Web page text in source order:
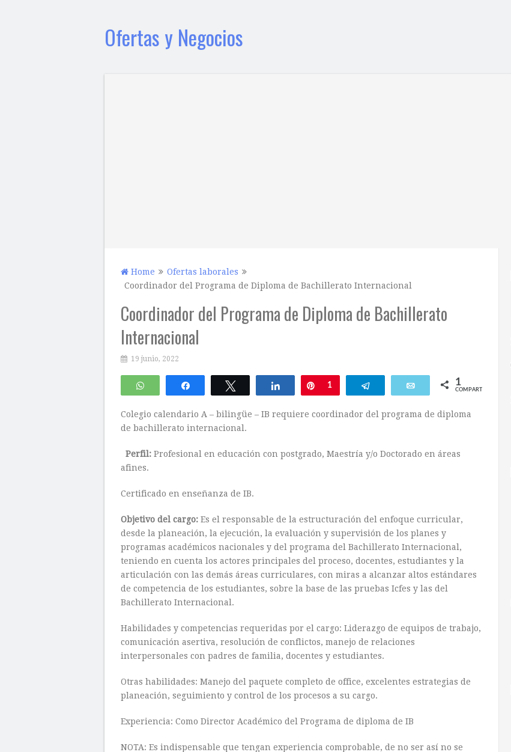
Ofertas y Negocios
Home
Ofertas laborales
Coordinador del Programa de Diploma de Bachillerato Internacional
Coordinador del Programa de Diploma de Bachillerato
Internacional
19 junio, 2022
WhatsApp Compartir Twittear Compartir Pin
1 Telegram Email 1
COMPARTIR
Colegio calendario A – bilingüe – IB requiere coordinador del programa de diploma
de bachillerato internacional.
Perfil: Profesional en educación con postgrado, Maestría y/o Doctorado en áreas
afines.
Certificado en enseñanza de IB.
Objetivo del cargo: Es el responsable de la estructuración del enfoque curricular,
desde la planeación, la ejecución, la evaluación y supervisión de los planes y
programas académicos nacionales y del programa del Bachillerato Internacional,
teniendo en cuenta los actores principales del proceso, docentes, estudiantes y la
articulación con las demás áreas curriculares, con miras a alcanzar altos estándares
de competencia de los estudiantes, sobre la base de las pruebas Icfes y las del
Bachillerato Internacional.
Habilidades y competencias requeridas por el cargo: Liderazgo de equipos de trabajo,
comunicación asertiva, resolución de conflictos, manejo de relaciones
interpersonales con padres de familia, docentes y estudiantes.
Otras habilidades: Manejo del paquete completo de office, excelentes estrategias de
planeación, seguimiento y control de los procesos a su cargo.
Experiencia: Como Director Académico del Programa de diploma de IB
NOTA: Es indispensable que tengan experiencia comprobable, de no ser así no se